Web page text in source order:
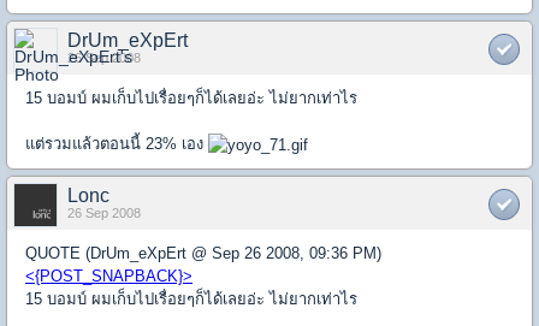
DrUm_eXpErt
26 Sep 2008
15 บอมบ์ ผมเก็บไปเรื่อยๆก็ได้เลยอ่ะ ไม่ยากเท่าไร
แต่รวมแล้วตอนนี้ 23% เอง
Lonc
26 Sep 2008
QUOTE (DrUm_eXpErt @ Sep 26 2008, 09:36 PM)
<{POST_SNAPBACK}>
15 บอมบ์ ผมเก็บไปเรื่อยๆก็ได้เลยอ่ะ ไม่ยากเท่าไร